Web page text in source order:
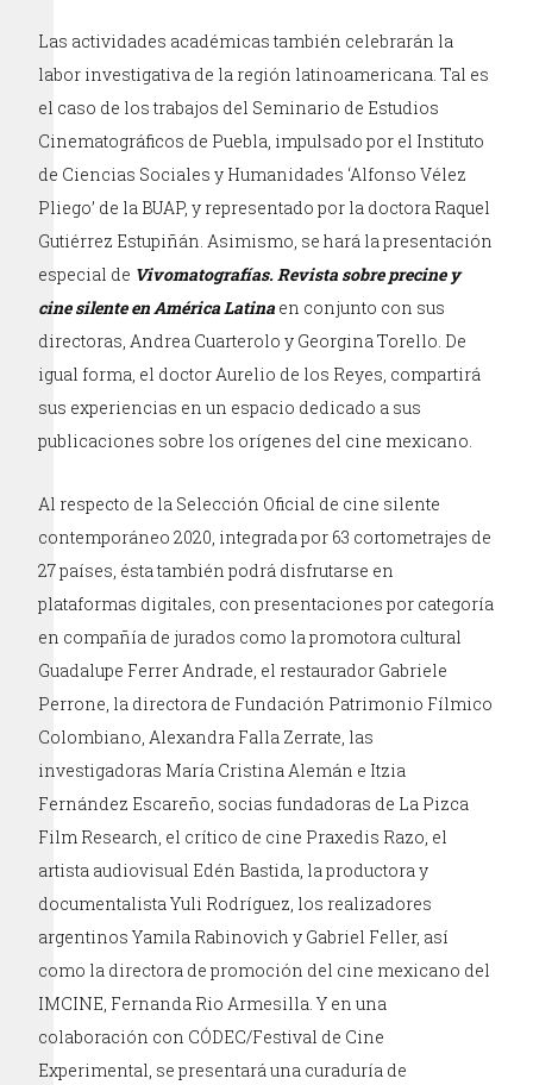
Las actividades académicas también celebrarán la
labor investigativa de la región latinoamericana. Tal es
el caso de los trabajos del Seminario de Estudios
Cinematográficos de Puebla, impulsado por el Instituto
de Ciencias Sociales y Humanidades ‘Alfonso Vélez
Pliego’ de la BUAP, y representado por la doctora Raquel
Gutiérrez Estupiñán. Asimismo, se hará la presentación
especial de Vivomatografías. Revista sobre precine y
cine silente en América Latina en conjunto con sus
directoras, Andrea Cuarterolo y Georgina Torello. De
igual forma, el doctor Aurelio de los Reyes, compartirá
sus experiencias en un espacio dedicado a sus
publicaciones sobre los orígenes del cine mexicano.
Al respecto de la Selección Oficial de cine silente
contemporáneo 2020, integrada por 63 cortometrajes de
27 países, ésta también podrá disfrutarse en
plataformas digitales, con presentaciones por categoría
en compañía de jurados como la promotora cultural
Guadalupe Ferrer Andrade, el restaurador Gabriele
Perrone, la directora de Fundación Patrimonio Fílmico
Colombiano, Alexandra Falla Zerrate, las
investigadoras María Cristina Alemán e Itzia
Fernández Escareño, socias fundadoras de La Pizca
Film Research, el crítico de cine Praxedis Razo, el
artista audiovisual Edén Bastida, la productora y
documentalista Yuli Rodríguez, los realizadores
argentinos Yamila Rabinovich y Gabriel Feller, así
como la directora de promoción del cine mexicano del
IMCINE, Fernanda Rio Armesilla. Y en una
colaboración con CÓDEC/Festival de Cine
Experimental, se presentará una curaduría de